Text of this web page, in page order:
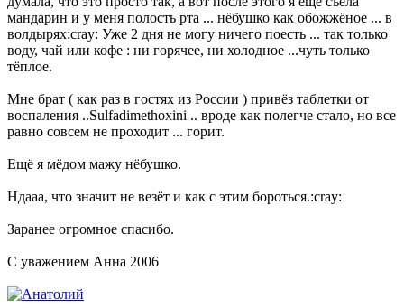
мандарин и у меня полость рта ... нёбушко как обожжёное ... в
волдырях:cray: Уже 2 дня не могу ничего поесть ... так только
воду, чай или кофе : ни горячее, ни холодное ...чуть только
тёплое.
Мне брат ( как раз в гостях из России ) привёз таблетки от
воспаления ..Sulfadimethoxini .. вроде как полегче стало, но все
равно совсем не проходит ... горит.
Ещё я мёдом мажу нёбушко.
Ндааа, что значит не везёт и как с этим бороться.:cray:
Заранее огромное спасибо.
С уважением Анна 2006